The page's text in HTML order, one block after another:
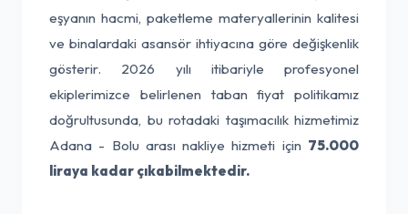
eşyanın hacmi, paketleme materyallerinin kalitesi
ve binalardaki asansör ihtiyacına göre değişkenlik
gösterir. 2026 yılı itibariyle profesyonel
ekiplerimizce belirlenen taban fiyat politikamız
doğrultusunda, bu rotadaki taşımacılık hizmetimiz
Adana - Bolu arası nakliye hizmeti için 75.000
liraya kadar çıkabilmektedir.